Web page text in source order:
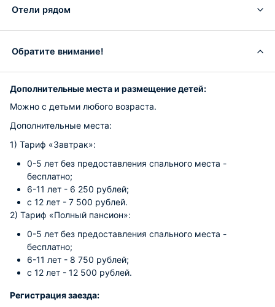
Отели рядом
Обратите внимание!
Дополнительные места и размещение детей:
Можно с детьми любого возраста.
Дополнительные места:
1) Тариф «Завтрак»:
0-5 лет без предоставления спального места -
бесплатно;
6-11 лет - 6 250 рублей;
с 12 лет - 7 500 рублей.
2) Тариф «Полный пансион»:
0-5 лет без предоставления спального места -
бесплатно;
6-11 лет - 8 750 рублей;
с 12 лет - 12 500 рублей.
Регистрация заезда: